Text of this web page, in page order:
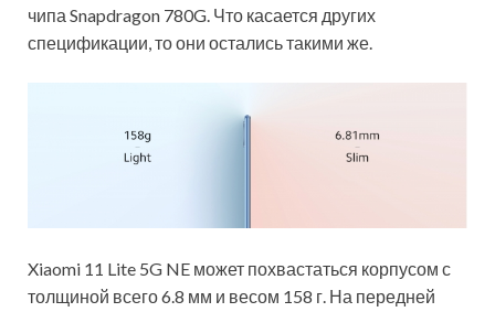
чипа Snapdragon 780G. Что касается других
спецификации, то они остались такими же.
Xiaomi 11 Lite 5G NE может похвастаться корпусом с
толщиной всего 6.8 мм и весом 158 г. На передней